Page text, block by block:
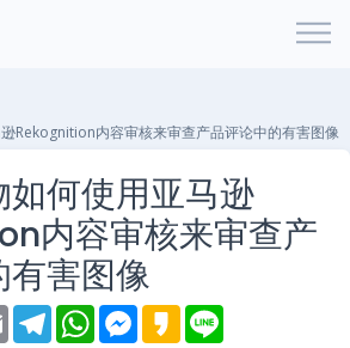
Rekognition内容审核来审查产品评论中的有害图像
何使用亚马逊
内容审核来审查产
有害图像
E
m
T
e
W
h
M
e
K
a